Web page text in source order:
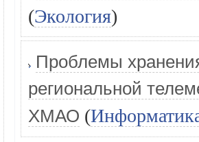
(Экология)
Проблемы
региональной
ХМАО (